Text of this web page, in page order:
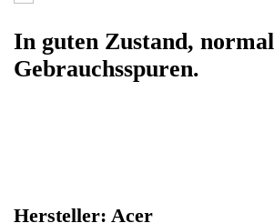
Aspire Revo R3610. In guten Zustand,
normale Gebrauchsspuren.